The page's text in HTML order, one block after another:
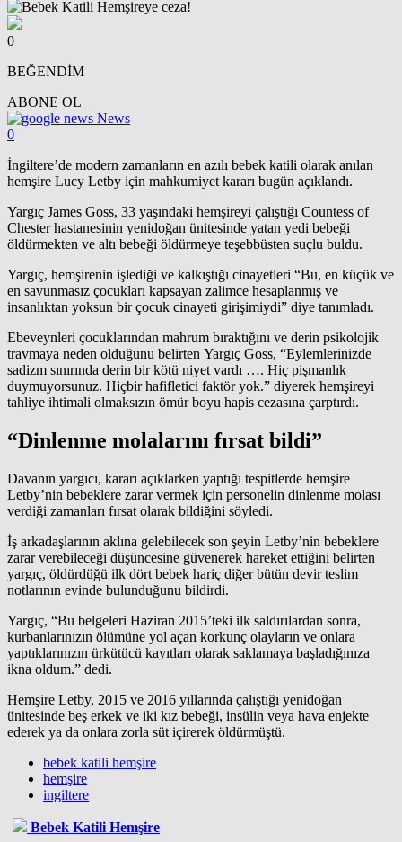
0
BEĞENDİM
ABONE OL
News
0
İngiltere’de modern zamanların en azılı bebek katili olarak anılan
hemşire Lucy Letby için mahkumiyet kararı bugün açıklandı.
Yargıç James Goss, 33 yaşındaki hemşireyi çalıştığı Countess of
Chester hastanesinin yenidoğan ünitesinde yatan yedi bebeği
öldürmekten ve altı bebeği öldürmeye teşebbüsten suçlu buldu.
Yargıç, hemşirenin işlediği ve kalkıştığı cinayetleri “Bu, en küçük ve
en savunmasız çocukları kapsayan zalimce hesaplanmış ve
insanlıktan yoksun bir çocuk cinayeti girişimiydi” diye tanımladı.
Ebeveynleri çocuklarından mahrum bıraktığını ve derin psikolojik
travmaya neden olduğunu belirten Yargıç Goss, “Eylemlerinizde
sadizm sınırında derin bir kötü niyet vardı …. Hiç pişmanlık
duymuyorsunuz. Hiçbir hafifletici faktör yok.” diyerek hemşireyi
tahliye ihtimali olmaksızın ömür boyu hapis cezasına çarptırdı.
“Dinlenme molalarını fırsat bildi”
Davanın yargıcı, kararı açıklarken yaptığı tespitlerde hemşire
Letby’nin bebeklere zarar vermek için personelin dinlenme molası
verdiği zamanları fırsat olarak bildiğini söyledi.
İş arkadaşlarının aklına gelebilecek son şeyin Letby’nin bebeklere
zarar verebileceği düşüncesine güvenerek hareket ettiğini belirten
yargıç, öldürdüğü ilk dört bebek hariç diğer bütün devir teslim
notlarının evinde bulunduğunu bildirdi.
Yargıç, “Bu belgeleri Haziran 2015’teki ilk saldırılardan sonra,
kurbanlarınızın ölümüne yol açan korkunç olayların ve onlara
yaptıklarınızın ürkütücü kayıtları olarak saklamaya başladığınıza
ikna oldum.” dedi.
Hemşire Letby, 2015 ve 2016 yıllarında çalıştığı yenidoğan
ünitesinde beş erkek ve iki kız bebeği, insülin veya hava enjekte
ederek ya da onlara zorla süt içirerek öldürmüştü.
bebek katili hemşire
hemşire
ingiltere
Bebek Katili Hemşire